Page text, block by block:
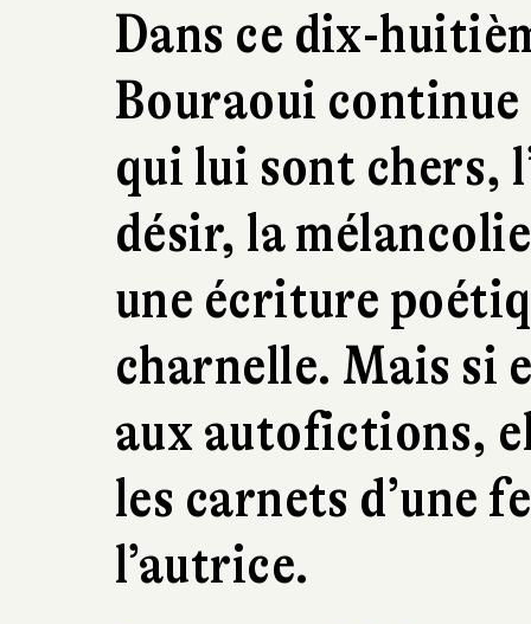
Dans ce dix-
Bouraoui continue
qui lui sont chers,
désir, la
une écriture
charnelle. Mais si
aux autofictions,
les carnets d’une
l’autrice.